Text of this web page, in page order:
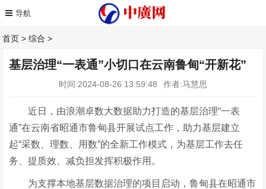
首页 >综合 >
基层治理“一表通”小切口在云南鲁甸“开新花”
时间:2024-08-26 13:59:48 作者:马慧思
近日，由浪潮卓数大数据助力打造的基层治理“一表
通”在云南省昭通市鲁甸县开展试点工作， 助力基层建立
起“采数、理数、用数”的全新工作模式，为基层工作去任
务、提质效、减负担发挥积极作用。
为支撑本地基层数据治理的项目启动，鲁甸县在昭通市